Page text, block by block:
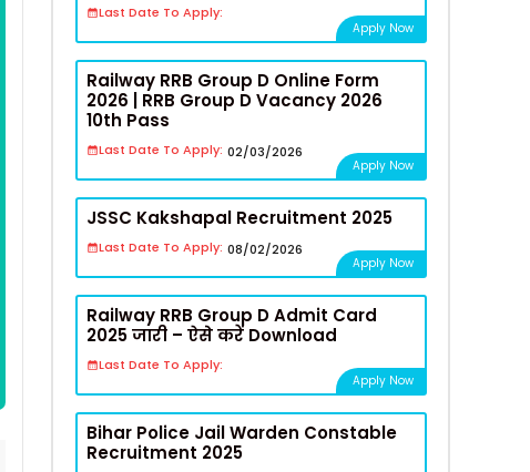
Last Date To Apply:
Apply Now
Railway RRB Group D Online Form
2026 | RRB Group D Vacancy 2026
10th Pass
Last Date To Apply: 02/03/2026
Apply Now
JSSC Kakshapal Recruitment 2025
Last Date To Apply: 08/02/2026
Apply Now
Railway RRB Group D Admit Card
2025 जारी – ऐसे करें Download
Last Date To Apply:
Apply Now
Bihar Police Jail Warden Constable
Recruitment 2025